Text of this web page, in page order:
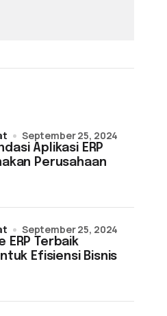
Aplikasi ERP
Perusahaan
September 25, 2024
ERP Terbaik
Efisiensi Bisnis
September 25, 2024